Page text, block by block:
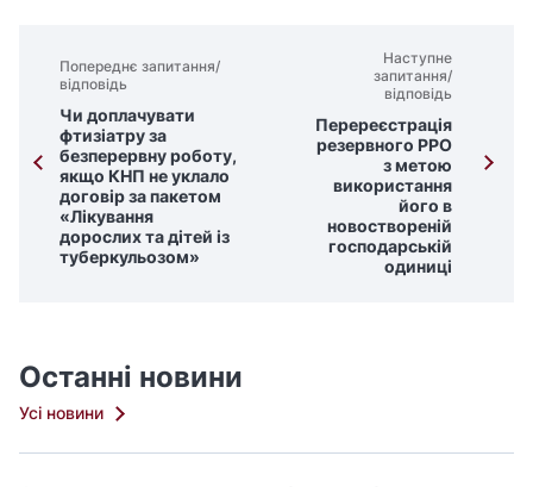
Попереднє запитання/
відповідь
Чи доплачувати
фтизіатру за
безперервну роботу,
якщо КНП не уклало
договір за пакетом
«Лікування
дорослих та дітей із
туберкульозом»
Наступне
запитання/
відповідь
Перереєстрація
резервного РРО
з метою
використання
його в
новоствореній
господарській
одиниці
Останні новини
Усі новини